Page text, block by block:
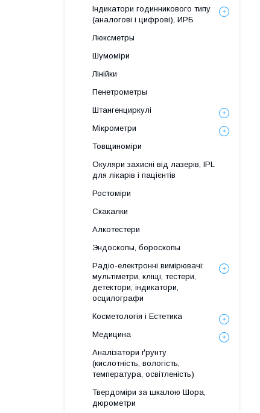
Індикатори годинникового типу
(аналогові і цифрові), ИРБ
Люксметры
Шумоміри
Лінійки
Пенетрометры
Штангенциркулі
Мікрометри
Товщиноміри
Окуляри захисні від лазерів, IPL
для лікарів і пацієнтів
Ростоміри
Скакалки
Алкотестери
Эндоскопы, бороскопы
Радіо-електронні вимірювачі:
мультіметри, кліщі, тестери,
детектори, індикатори,
осцилографи
Косметологія і Естетика
Медицина
Аналізатори ґрунту
(кислотність, вологість,
температура, освітленість)
Твердоміри за шкалою Шора,
дюрометри